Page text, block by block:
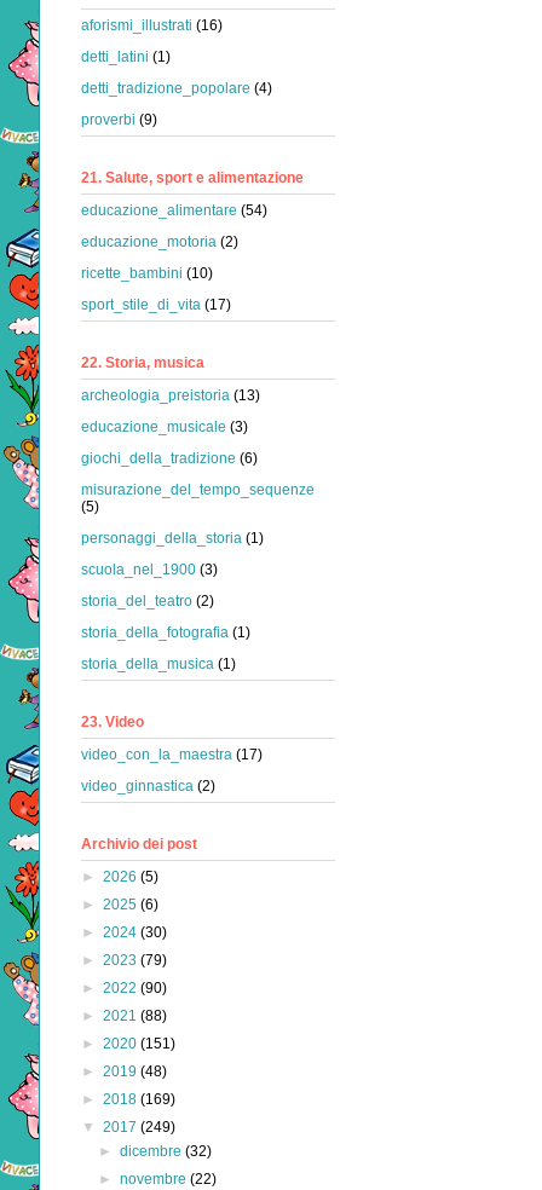
aforismi_illustrati (16)
detti_latini (1)
detti_tradizione_popolare (4)
proverbi (9)
21. Salute, sport e alimentazione
educazione_alimentare (54)
educazione_motoria (2)
ricette_bambini (10)
sport_stile_di_vita (17)
22. Storia, musica
archeologia_preistoria (13)
educazione_musicale (3)
giochi_della_tradizione (6)
misurazione_del_tempo_sequenze
(5)
personaggi_della_storia (1)
scuola_nel_1900 (3)
storia_del_teatro (2)
storia_della_fotografia (1)
storia_della_musica (1)
23. Video
video_con_la_maestra (17)
video_ginnastica (2)
Archivio dei post
► 2026 (5)
► 2025 (6)
► 2024 (30)
► 2023 (79)
► 2022 (90)
► 2021 (88)
► 2020 (151)
► 2019 (48)
► 2018 (169)
▼ 2017 (249)
►dicembre(32)
►novembre(22)